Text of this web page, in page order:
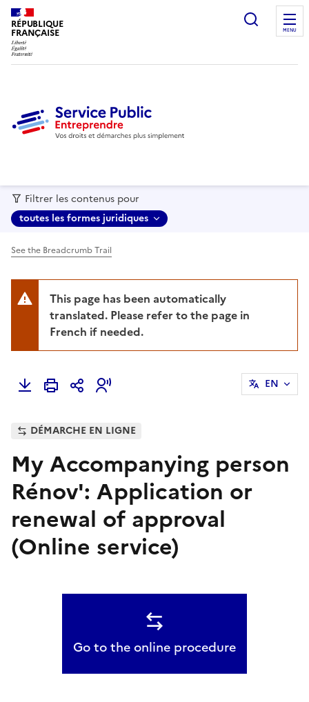
RÉPUBLIQUE
FRANÇAISE MENU
Filtrer les contenus pour
toutes les formes juridiques
See the Breadcrumb Trail
This page has been automatically
translated. Please refer to the page in
French if needed.
EN
DÉMARCHE EN LIGNE
My Accompanying person
Rénov': Application or
renewal of approval
(Online service)
Go to the online procedure